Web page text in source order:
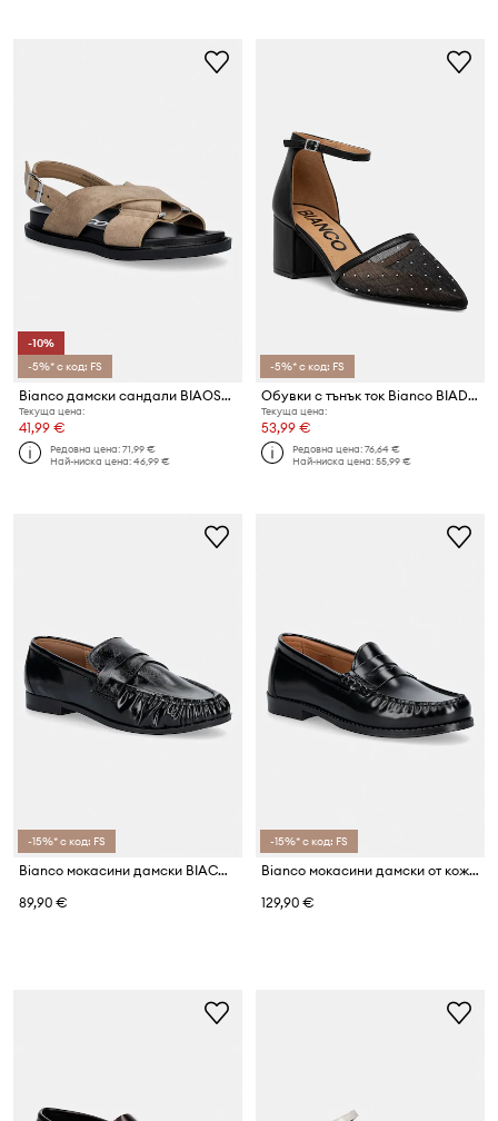
-10%
-5%* с код: FS
Bianco дамски сандали BIAOSLO
Текуща цена:
41,99 €
Редовна цена:71,99 €
Най-ниска цена:46,99 €
-5%* с код: FS
Обувки с тънък ток Bianco BIADEVIVED
Текуща цена:
53,99 €
Редовна цена:76,64 €
Най-ниска цена:55,99 €
-15%* с код: FS
Bianco мокасини дамски BIACARMA
89,90 €
-15%* с код: FS
Bianco мокасини дамски от кожа BIAPOP
129,90 €